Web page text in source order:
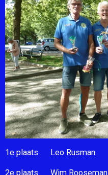
1e plaats Leo Rusman
2e plaats Wim Rooseman